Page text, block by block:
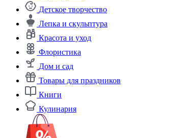
Детское творчество
Лепка и скульптура
Красота и уход
Флористика
Дом и сад
Товары для праздников
Книги
Кулинария